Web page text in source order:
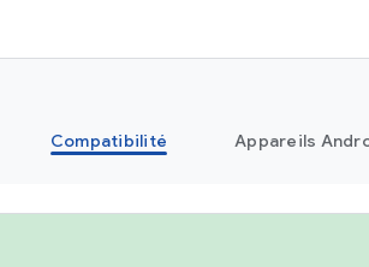
Compatibilité Appareils